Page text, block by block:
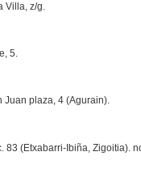
Villa, z/g.
5.
Juan plaza, 4 (Agurain).
83 (Etxabarri-Ibiña, Zigoitia).